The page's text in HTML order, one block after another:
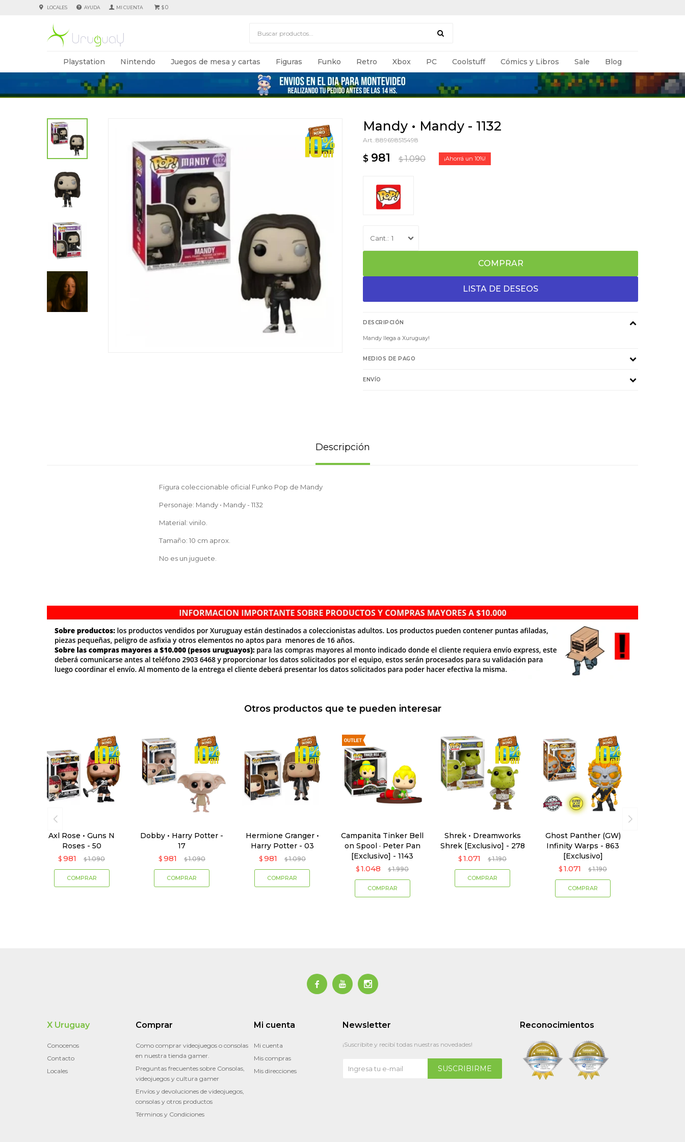
Playstation Nintendo Juegos de mesa y cartas Figuras Funko Retro Xbox PC Coolstuff Cómics y Libros Sale Blog
$0
LOCALES AYUDA
Mandy • Mandy - 1132
889698515498
$ 981 $ 1.090 10
1
COMPRAR
DESCRIPCIÓN
Mandy llega a Xuruguay!
MEDIOS DE PAGO
ENVÍO
Descripción
Figura coleccionable oficial Funko Pop de Mandy
Personaje: Mandy • Mandy - 1132
Material: vinilo.
Tamaño: 10 cm aprox.
No es un juguete.
Otros productos que te pueden interesar
Axl Rose • Guns N
Roses - 50
$ 981 $ 1.090
Dobby • Harry Potter -
17
$ 981 $ 1.090
Hermione Granger •
Harry Potter - 03
$ 981 $ 1.090
Campanita Tinker Bell
on Spool · Peter Pan
[Exclusivo] - 1143
$ 1.048 $ 1.990
Shrek • Dreamworks
Shrek [Exclusivo] - 278
$ 1.071 $ 1.190
Ghost Panther (GW)
Infinity Warps - 863
[Exclusivo]
$ 1.071 $ 1.190
  
Reconocimientos
X Uruguay
Conocenos
Contacto
Locales
Comprar
Como comprar videojuegos o consolas
en nuestra tienda gamer.
Preguntas frecuentes sobre Consolas,
videojuegos y cultura gamer
Envíos y devoluciones de videojuegos,
consolas y otros productos
Términos y Condiciones
Mi cuenta
Mi cuenta
Mis compras
Mis direcciones
Newsletter
¡Suscribite y recibí todas nuestras novedades!
SUSCRIBIRME